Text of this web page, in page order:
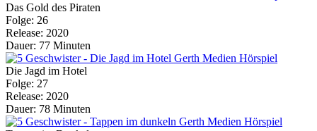
Das Gold des Piraten
Folge: 26
Release: 2020
Dauer: 77 Minuten
Die Jagd im Hotel
Folge: 27
Release: 2020
Dauer: 78 Minuten